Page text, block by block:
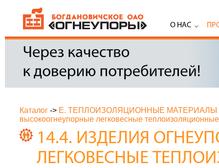
О НАС
Каталог -> Е. ТЕПЛОИЗОЛЯЦИОННЫЕ МАТЕРИАЛЫ
высокоогнеупорные легковесные теплоизоляционные
14.4. ИЗДЕЛИЯ
ЛЕГКОВЕСНЫЕ